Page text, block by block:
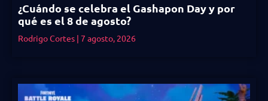
¿Cuándo se celebra el Gashapon Day y por
qué es el 8 de agosto?
Rodrigo Cortes 7 agosto, 2026